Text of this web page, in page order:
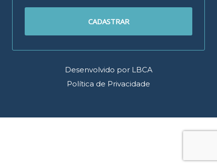
CADASTRAR
Desenvolvido por LBCA
Política de Privacidade